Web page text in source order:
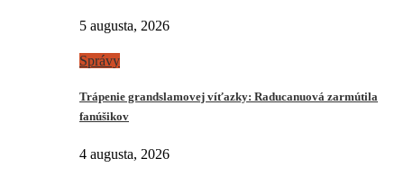
5 augusta, 2026
Správy
Trápenie grandslamovej víťazky: Raducanuová zarmútila
fanúšikov
4 augusta, 2026